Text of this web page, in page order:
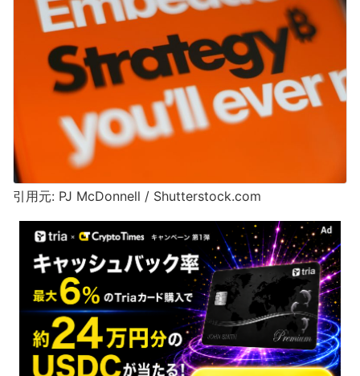
引用元: PJ McDonnell / Shutterstock.com